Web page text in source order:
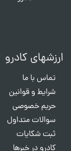
ارزشهای کادرو
تماس با ما
شرایط و قوانین
حریم خصوصی
سوالات متداول
ثبت شکایات
کادرو در خبرها